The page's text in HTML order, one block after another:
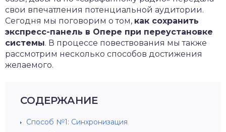
свои впечатления потенциальной аудитории.
Сегодня мы поговорим о том, как сохранить
экспресс-панель в Опере при переустановке
системы. В процессе повествования мы также
рассмотрим несколько способов достижения
желаемого.
СОДЕРЖАНИЕ
Способ №1: Синхронизация